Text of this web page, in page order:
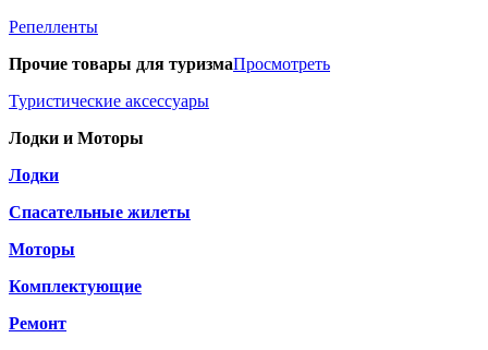
Репелленты
Прочие товары для туризмаПросмотреть
Туристические аксессуары
Лодки и Моторы
Лодки
Спасательные жилеты
Моторы
Комплектующие
Ремонт